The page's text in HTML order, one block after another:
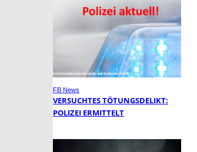
FB News
VERSUCHTES TÖTUNGSDELIKT:
POLIZEI ERMITTELT